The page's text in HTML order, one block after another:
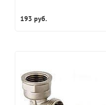
193 руб.